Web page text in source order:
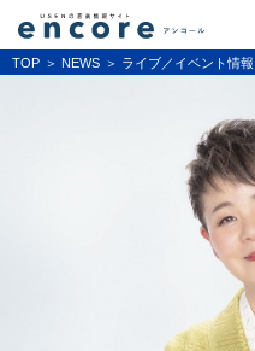
TOP NEWS ライブ／イベント情報